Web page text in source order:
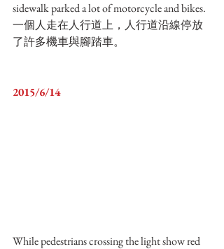
sidewalk parked a lot of motorcycle and bikes.
一個人走在人行道上，人行道沿線停放
了許多機車與腳踏車。
2015/6/14
While pedestrians crossing the light show red